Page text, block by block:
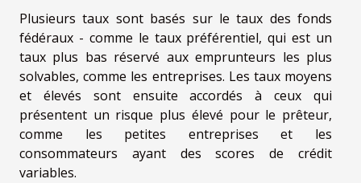
Plusieurs taux sont basés sur le taux des fonds
fédéraux - comme le taux préférentiel, qui est un
taux plus bas réservé aux emprunteurs les plus
solvables, comme les entreprises. Les taux moyens
et élevés sont ensuite accordés à ceux qui
présentent un risque plus élevé pour le prêteur,
comme les petites entreprises et les
consommateurs ayant des scores de crédit
variables.